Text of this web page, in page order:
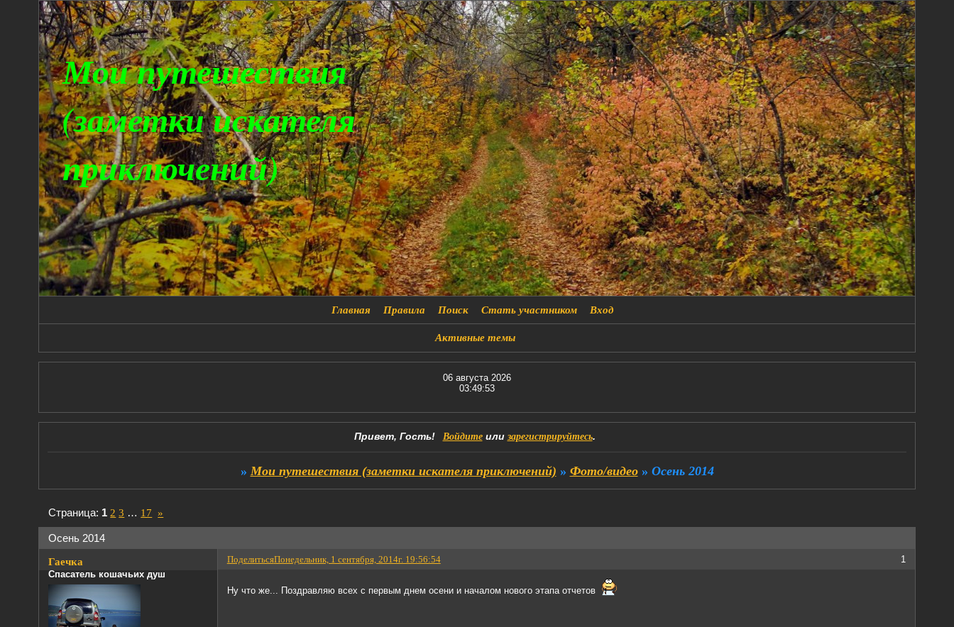
Мои путешествия
(заметки искателя
приключений)
Главная Правила Поиск Стать участником Вход
Активные темы
06 августа 2026
03:49:54
Привет, Гость! Войдитеили зарегистрируйтесь.
» Мои путешествия (заметки искателя приключений) » Фото/видео » Осень 2014
Осень 2014
Страница: 1 2 3 … 17 »
Поделиться 1
Понедельник, 1 сентября, 2014г. 19:56:54
Гаечка
Спасатель кошачьих душ
Ну что же... Поздравляю всех с первым днем осени и началом нового этапа отчетов